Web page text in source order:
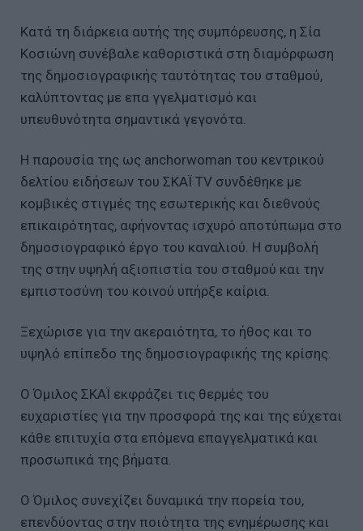
Κατά τη διάρκεια αυτής της συμπόρευσης, η Σία
Κοσιώνη συνέβαλε καθοριστικά στη διαμόρφωση
της δημοσιογραφικής ταυτότητας του σταθμού,
καλύπτοντας με επα γγελματισμό και
υπευθυνότητα σημαντικά γεγονότα.
Η παρουσία της ως anchorwoman του κεντρικού
δελτίου ειδήσεων του ΣΚΑΪ TV συνδέθηκε με
κομβικές στιγμές της εσωτερικής και διεθνούς
επικαιρότητας, αφήνοντας ισχυρό αποτύπωμα στο
δημοσιογραφικό έργο του καναλιού. Η συμβολή
της στην υψηλή αξιοπιστία του σταθμού και την
εμπιστοσύνη του κοινού υπήρξε καίρια.
Ξεχώρισε για την ακεραιότητα, το ήθος και το
υψηλό επίπεδο της δημοσιογραφικής της κρίσης.
Ο Όμιλος ΣΚΑΪ εκφράζει τις θερμές του
ευχαριστίες για την προσφορά της και της εύχεται
κάθε επιτυχία στα επόμενα επαγγελματικά και
προσωπικά της βήματα.
Ο Όμιλος συνεχίζει δυναμικά την πορεία του,
επενδύοντας στην ποιότητα της ενημέρωσης και